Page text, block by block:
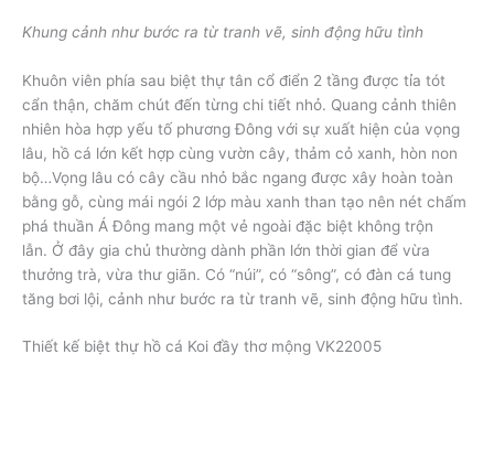
Khung cảnh như bước ra từ tranh vẽ, sinh động hữu tình
Khuôn viên phía sau biệt thự tân cổ điển 2 tầng được tỉa tót
cẩn thận, chăm chút đến từng chi tiết nhỏ. Quang cảnh thiên
nhiên hòa hợp yếu tố phương Đông với sự xuất hiện của vọng
lâu, hồ cá lớn kết hợp cùng vườn cây, thảm cỏ xanh, hòn non
bộ…Vọng lâu có cây cầu nhỏ bắc ngang được xây hoàn toàn
bằng gỗ, cùng mái ngói 2 lớp màu xanh than tạo nên nét chấm
phá thuần Á Đông mang một vẻ ngoài đặc biệt không trộn
lẫn. Ở đây gia chủ thường dành phần lớn thời gian để vừa
thưởng trà, vừa thư giãn. Có “núi”, có “sông”, có đàn cá tung
tăng bơi lội, cảnh như bước ra từ tranh vẽ, sinh động hữu tình.
Thiết kế biệt thự hồ cá Koi đầy thơ mộng VK22005